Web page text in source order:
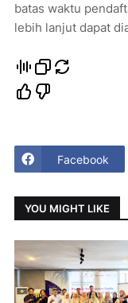
batas waktu
lebih lanjut dapat
Facebook
YOU MIGHT LIKE